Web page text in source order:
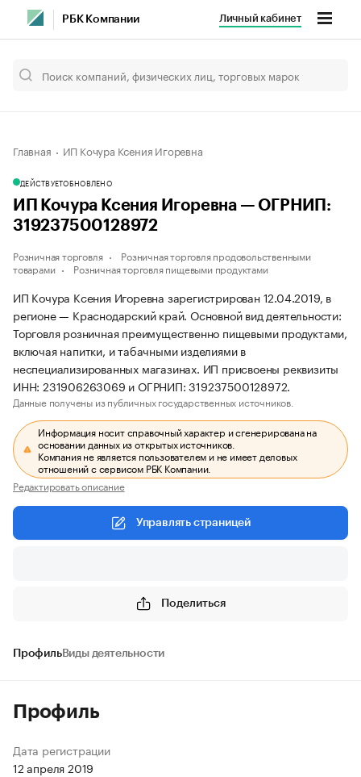
РБК Компании Личный кабинет
Главная ИП Кочура Ксения Игоревна
ДЕЙСТВУЕТОБНОВЛЕНО
ИП Кочура Ксения Игоревна — ОГРНИП:
319237500128972
Розничная торговля
Розничная торговля продовольственными
товарами
Розничная торговля пищевыми продуктами
ИП Кочура Ксения Игоревна зарегистрирован 12.04.2019, в
регионе — Краснодарский край. Основной вид деятельности:
Торговля розничная преимущественно пищевыми продуктами,
включая напитки, и табачными изделиями в
неспециализированных магазинах. ИП присвоены реквизиты
ИНН: 231906263069 и ОГРНИП: 319237500128972.
Данные получены из публичных государственных источников.
Информация носит справочный характер и сгенерирована на
основании данных из открытых источников.
Компания не является пользователем и не имеет деловых
отношений с сервисом РБК Компании.
Редактировать описание
Управлять страницей
Поделиться
ПрофильВиды деятельности
Профиль
Дата регистрации
12 апреля 2019